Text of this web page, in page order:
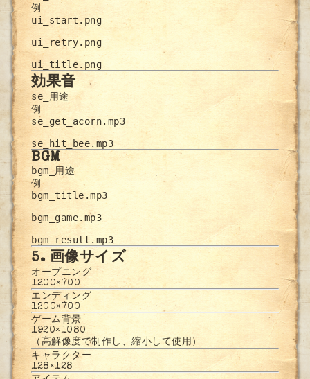
例
ui_start.png
ui_retry.png
ui_title.png
効果音
se_用途
例
se_get_acorn.mp3
se_hit_bee.mp3
BGM
bgm_用途
例
bgm_title.mp3
bgm_game.mp3
bgm_result.mp3
5. 画像サイズ
オープニング
1200×700
エンディング
1200×700
ゲーム背景
1920×1080
（高解像度で制作し、縮小して使用）
キャラクター
128×128